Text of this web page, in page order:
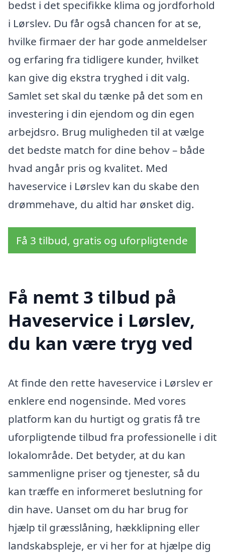
bedst i det specifikke klima og jordforhold
i Lørslev. Du får også chancen for at se,
hvilke firmaer der har gode anmeldelser
og erfaring fra tidligere kunder, hvilket
kan give dig ekstra tryghed i dit valg.
Samlet set skal du tænke på det som en
investering i din ejendom og din egen
arbejdsro. Brug muligheden til at vælge
det bedste match for dine behov – både
hvad angår pris og kvalitet. Med
haveservice i Lørslev kan du skabe den
drømmehave, du altid har ønsket dig.
Få 3 tilbud, gratis og uforpligtende
Få nemt 3 tilbud på
Haveservice i Lørslev,
du kan være tryg ved
At finde den rette haveservice i Lørslev er
enklere end nogensinde. Med vores
platform kan du hurtigt og gratis få tre
uforpligtende tilbud fra professionelle i dit
lokalområde. Det betyder, at du kan
sammenligne priser og tjenester, så du
kan træffe en informeret beslutning for
din have. Uanset om du har brug for
hjælp til græsslåning, hækklipning eller
landskabspleje, er vi her for at hjælpe dig